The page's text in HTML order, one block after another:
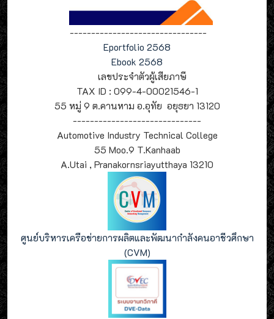
--------------------------------
Eportfolio 2568
Ebook 2568
เลขประจำตัวผู้เสียภาษี
TAX ID : 099-4-00021546-1
55 หมู่ 9 ต.คานหาม อ.อุทัย อยุธยา 13120
------------------------------
Automotive Industry Technical College
55 Moo.9 T.Kanhaab
A.Utai , Pranakornsriayutthaya 13210
ศูนย์บริหารเครือข่ายการผลิตและพัฒนากำลังคนอาชีวศึกษา
(CVM)